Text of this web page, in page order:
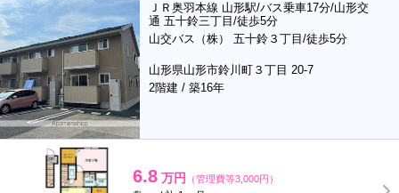
ＪＲ奥羽本線 山形駅/バス乗車17分/山形交
通 五十鈴三丁目/徒歩5分
山交バス（株） 五十鈴３丁目/徒歩5分
山形県山形市鈴川町３丁目 20-7
2階建 / 築16年
6.8 万円 （管理費等3,000円）